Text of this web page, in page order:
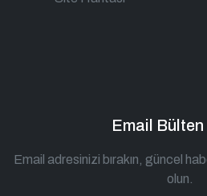
Email Bülten
Email adresinizi bırakın, güncel
olun.